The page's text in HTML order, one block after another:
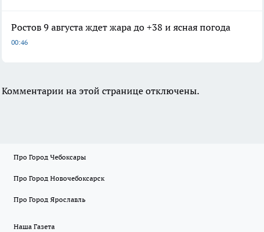
Ростов 9 августа ждет жара до +38 и ясная погода
00:46
Комментарии на этой странице отключены.
Про Город Чебоксары
Про Город Новочебоксарск
Про Город Ярославль
Наша Газета